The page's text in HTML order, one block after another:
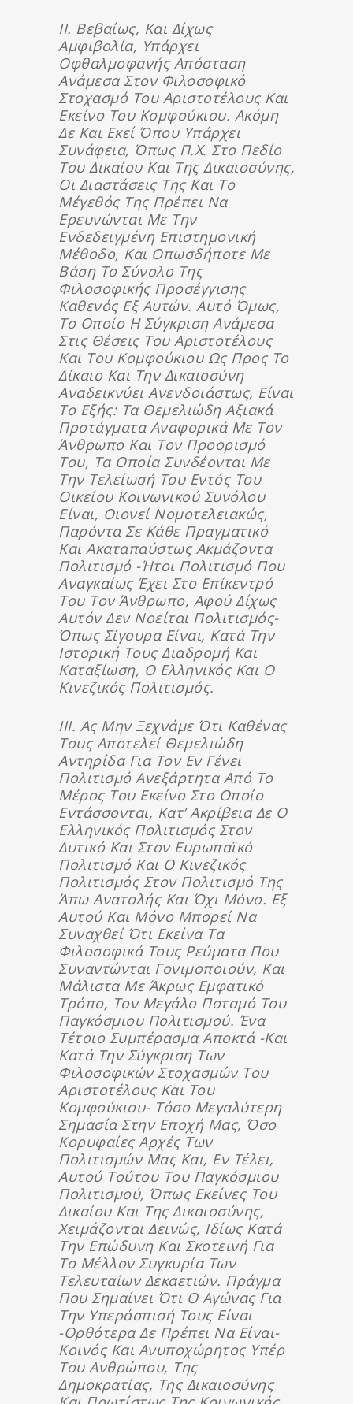
ΙΙ. Βεβαίως, Και Δίχως
Αμφιβολία, Υπάρχει
Οφθαλμοφανής Απόσταση
Ανάμεσα Στον Φιλοσοφικό
Στοχασμό Του Αριστοτέλους Και
Εκείνο Του Κομφούκιου. Ακόμη
Δε Και Εκεί Όπου Υπάρχει
Συνάφεια, Όπως Π.χ. Στο Πεδίο
Του Δικαίου Και Της Δικαιοσύνης,
Οι Διαστάσεις Της Και Το
Μέγεθός Της Πρέπει Να
Ερευνώνται Με Την
Ενδεδειγμένη Επιστημονική
Μέθοδο, Και Οπωσδήποτε Με
Βάση Το Σύνολο Της
Φιλοσοφικής Προσέγγισης
Καθενός Εξ Αυτών. Αυτό Όμως,
Το Οποίο Η Σύγκριση Ανάμεσα
Στις Θέσεις Του Αριστοτέλους
Και Του Κομφούκιου Ως Προς Το
Δίκαιο Και Την Δικαιοσύνη
Αναδεικνύει Ανενδοιάστως, Είναι
Το Εξής: Τα Θεμελιώδη Αξιακά
Προτάγματα Αναφορικά Με Τον
Άνθρωπο Και Τον Προορισμό
Του, Τα Οποία Συνδέονται Με
Την Τελείωσή Του Εντός Του
Οικείου Κοινωνικού Συνόλου
Είναι, Οιονεί Νομοτελειακώς,
Παρόντα Σε Κάθε Πραγματικό
Και Ακαταπαύστως Ακμάζοντα
Πολιτισμό -ήτοι Πολιτισμό Που
Αναγκαίως Έχει Στο Επίκεντρό
Του Τον Άνθρωπο, Αφού Δίχως
Αυτόν Δεν Νοείται Πολιτισμός-
Όπως Σίγουρα Είναι, Κατά Την
Ιστορική Τους Διαδρομή Και
Καταξίωση, Ο Ελληνικός Και Ο
Κινεζικός Πολιτισμός.
ΙΙΙ. Ας Μην Ξεχνάμε Ότι Καθένας
Τους Αποτελεί Θεμελιώδη
Αντηρίδα Για Τον Εν Γένει
Πολιτισμό Ανεξάρτητα Από Το
Μέρος Του Εκείνο Στο Οποίο
Εντάσσονται, Κατ’ Ακρίβεια Δε Ο
Ελληνικός Πολιτισμός Στον
Δυτικό Και Στον Ευρωπαϊκό
Πολιτισμό Και Ο Κινεζικός
Πολιτισμός Στον Πολιτισμό Της
Άπω Ανατολής Και Όχι Μόνο. Εξ
Αυτού Και Μόνο Μπορεί Να
Συναχθεί Ότι Εκείνα Τα
Φιλοσοφικά Τους Ρεύματα Που
Συναντώνται Γονιμοποιούν, Και
Μάλιστα Με Άκρως Εμφατικό
Τρόπο, Τον Μεγάλο Ποταμό Του
Παγκόσμιου Πολιτισμού. Ένα
Τέτοιο Συμπέρασμα Αποκτά -και
Κατά Την Σύγκριση Των
Φιλοσοφικών Στοχασμών Του
Αριστοτέλους Και Του
Κομφούκιου- Τόσο Μεγαλύτερη
Σημασία Στην Εποχή Μας, Όσο
Κορυφαίες Αρχές Των
Πολιτισμών Μας Και, Εν Τέλει,
Αυτού Τούτου Του Παγκόσμιου
Πολιτισμού, Όπως Εκείνες Του
Δικαίου Και Της Δικαιοσύνης,
Χειμάζονται Δεινώς, Ιδίως Κατά
Την Επώδυνη Και Σκοτεινή Για
Το Μέλλον Συγκυρία Των
Τελευταίων Δεκαετιών. Πράγμα
Που Σημαίνει Ότι Ο Αγώνας Για
Την Υπεράσπισή Τους Είναι
-ορθότερα Δε Πρέπει Να Είναι-
Κοινός Και Ανυποχώρητος Υπέρ
Του Ανθρώπου, Της
Δημοκρατίας, Της Δικαιοσύνης